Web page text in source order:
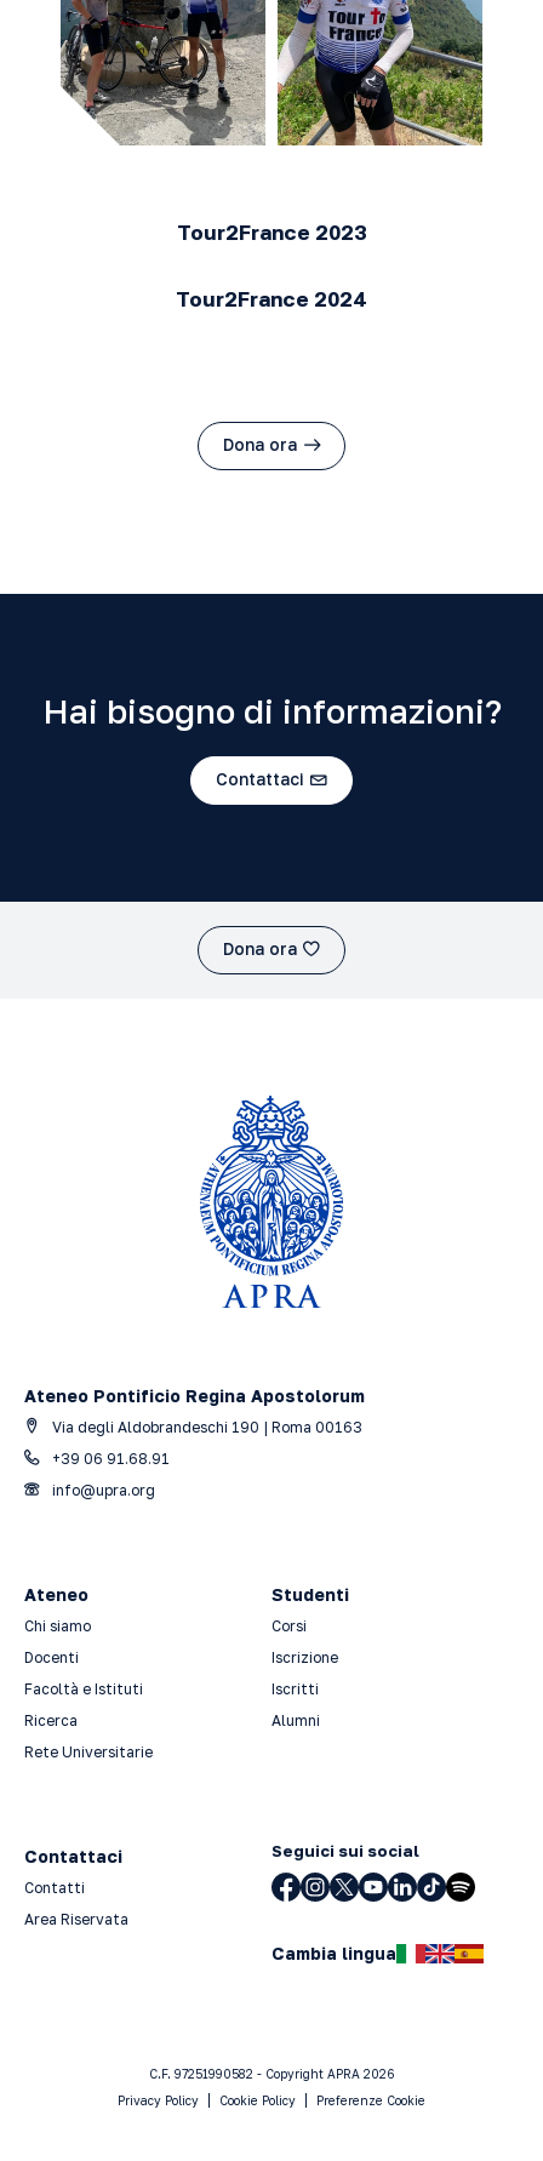
Tour2France 2023
Tour2France 2024
Dona ora
Hai bisogno di informazioni?
Contattaci
Dona ora
Ateneo Pontificio Regina Apostolorum
Via degli Aldobrandeschi 190 | Roma 00163
+39 06 91.68.91
info@upra.org
Ateneo
Chi siamo
Docenti
Facoltà e Istituti
Ricerca
Rete Universitarie
Studenti
Corsi
Iscrizione
Iscritti
Alumni
Contattaci
Contatti
Area Riservata
Seguici sui social
Cambia lingua
C.F. 97251990582 - Copyright APRA 2026
Privacy Policy
Cookie Policy Preferenze Cookie